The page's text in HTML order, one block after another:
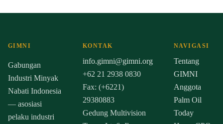
GIMNI
Gabungan
Industri Minyak
Nabati Indonesia
— asosiasi
pelaku industri
KONTAK
info.gimni@gimni.org
+62 21 2938 0830
Fax: (+6221)
29380883
Gedung Multivision
NAVIGASI
Tentang
GIMNI
Anggota
Palm Oil
Today